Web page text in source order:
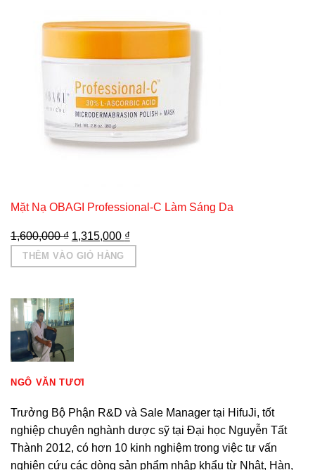
Mặt Nạ OBAGI Professional-C Làm Sáng Da
1,600,000₫ Giá
gốc
là:
1,315,000 ₫Giá
tại
THÊM VÀO GIỎ HÀNG
NGÔ VĂN TƯƠI
Trưởng Bộ Phận R&D và Sale Manager tại HifuJi, tốt
nghiệp chuyên nghành dược sỹ tại Đại học Nguyễn Tất
Thành 2012, có hơn 10 kinh nghiệm trong việc tư vấn
nghiên cứu các dòng sản phẩm nhập khẩu từ Nhật, Hàn,